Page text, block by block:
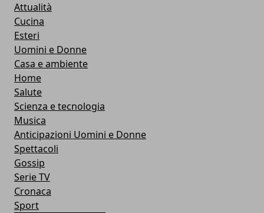
Attualità
Cucina
Esteri
Uomini e Donne
Casa e ambiente
Home
Salute
Scienza e tecnologia
Musica
Anticipazioni Uomini e Donne
Spettacoli
Gossip
Serie TV
Cronaca
Sport